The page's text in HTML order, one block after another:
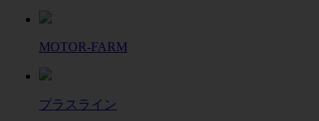
MOTOR-FARM
プラスライン